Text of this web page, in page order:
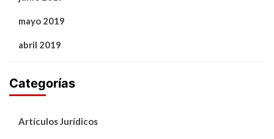
mayo 2019
abril 2019
Categorías
Artículos Jurídicos